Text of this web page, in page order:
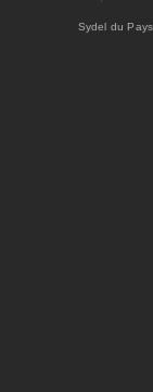
Sydel du